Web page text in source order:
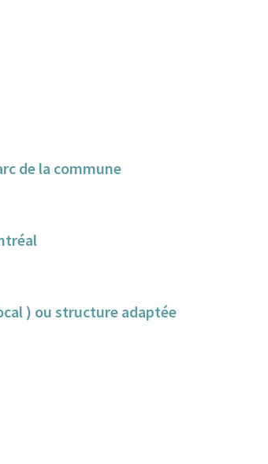
de la commune
) ou structure adaptée